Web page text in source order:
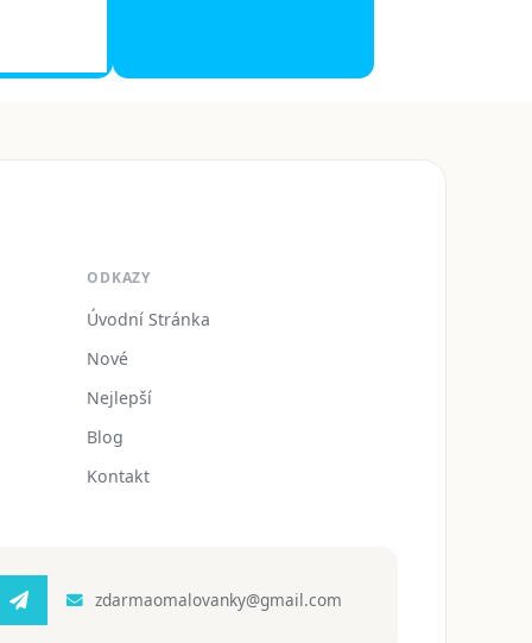
ODKAZY
Úvodní Stránka
Nové
Nejlepší
Blog
Kontakt
zdarmaomalovanky@gmail.com